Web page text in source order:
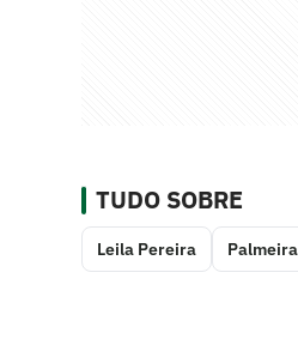
TUDO SOBRE
Leila Pereira